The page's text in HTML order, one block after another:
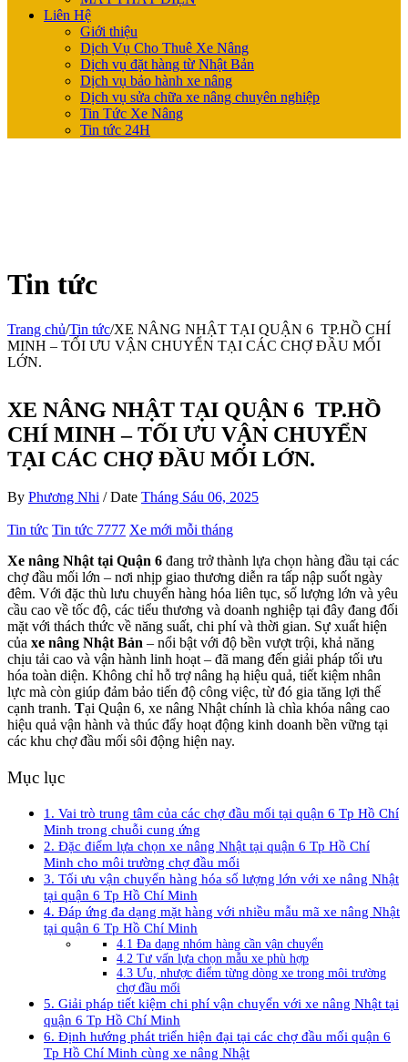
Liên Hệ
Giới thiệu
Dịch Vụ Cho Thuê Xe Nâng
Dịch vụ đặt hàng từ Nhật Bản
Dịch vụ bảo hành xe nâng
Dịch vụ sửa chữa xe nâng chuyên nghiệp
Tin Tức Xe Nâng
Tin tức 24H
Tin tức
Trang chủ/Tin tức/XE NÂNG NHẬT TẠI QUẬN 6 TP.HỒ CHÍ
MINH – TỐI ƯU VẬN CHUYỂN TẠI CÁC CHỢ ĐẦU MỐI
LỚN.
XE NÂNG NHẬT TẠI QUẬN 6 TP.HỒ
CHÍ MINH – TỐI ƯU VẬN CHUYỂN
TẠI CÁC CHỢ ĐẦU MỐI LỚN.
By Phương Nhi / Date Tháng Sáu 06, 2025
Tin tức Tin tức 7777 Xe mới mỗi tháng
Xe nâng Nhật tại Quận 6 đang trở thành lựa chọn hàng đầu tại các
chợ đầu mối lớn – nơi nhịp giao thương diễn ra tấp nập suốt ngày
đêm. Với đặc thù lưu chuyển hàng hóa liên tục, số lượng lớn và yêu
cầu cao về tốc độ, các tiểu thương và doanh nghiệp tại đây đang đối
mặt với thách thức về năng suất, chi phí và thời gian. Sự xuất hiện
của xe nâng Nhật Bản – nổi bật với độ bền vượt trội, khả năng
chịu tải cao và vận hành linh hoạt – đã mang đến giải pháp tối ưu
hóa toàn diện. Không chỉ hỗ trợ nâng hạ hiệu quả, tiết kiệm nhân
lực mà còn giúp đảm bảo tiến độ công việc, từ đó gia tăng lợi thế
cạnh tranh. Tại Quận 6, xe nâng Nhật chính là chìa khóa nâng cao
hiệu quả vận hành và thúc đẩy hoạt động kinh doanh bền vững tại
các khu chợ đầu mối sôi động hiện nay.
Mục lục
1. Vai trò trung tâm của các chợ đầu mối tại quận 6 Tp Hồ Chí
Minh trong chuỗi cung ứng
2. Đặc điểm lựa chọn xe nâng Nhật tại quận 6 Tp Hồ Chí
Minh cho môi trường chợ đầu mối
3. Tối ưu vận chuyển hàng hóa số lượng lớn với xe nâng Nhật
tại quận 6 Tp Hồ Chí Minh
4. Đáp ứng đa dạng mặt hàng với nhiều mẫu mã xe nâng Nhật
tại quận 6 Tp Hồ Chí Minh
4.1 Đa dạng nhóm hàng cần vận chuyển
4.2 Tư vấn lựa chọn mẫu xe phù hợp
4.3 Ưu, nhược điểm từng dòng xe trong môi trường
chợ đầu mối
5. Giải pháp tiết kiệm chi phí vận chuyển với xe nâng Nhật tại
quận 6 Tp Hồ Chí Minh
6. Định hướng phát triển hiện đại tại các chợ đầu mối quận 6
Tp Hồ Chí Minh cùng xe nâng Nhật